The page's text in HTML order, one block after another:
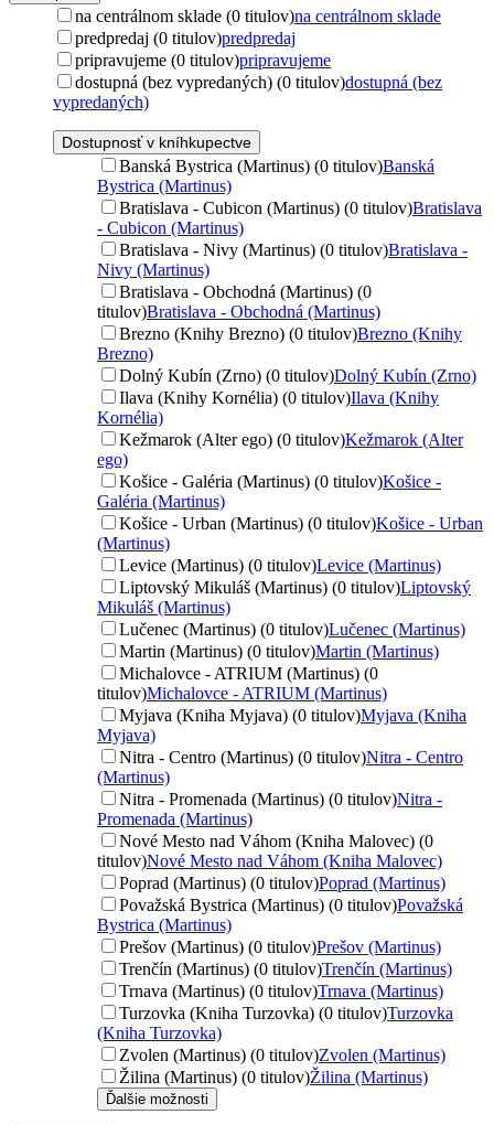
na centrálnom sklade (0 titulov)na centrálnom sklade
predpredaj (0 titulov)predpredaj
pripravujeme (0 titulov)pripravujeme
dostupná (bez vypredaných) (0 titulov)dostupná (bez
vypredaných)
Dostupnosť v kníhkupectve
Banská Bystrica (Martinus) (0 titulov)Banská
Bystrica (Martinus)
Bratislava - Cubicon (Martinus) (0 titulov)Bratislava
- Cubicon (Martinus)
Bratislava - Nivy (Martinus) (0 titulov)Bratislava -
Nivy (Martinus)
Bratislava - Obchodná (Martinus) (0
titulov)Bratislava - Obchodná (Martinus)
Brezno (Knihy Brezno) (0 titulov)Brezno (Knihy
Brezno)
Dolný Kubín (Zrno) (0 titulov)Dolný Kubín (Zrno)
Ilava (Knihy Kornélia) (0 titulov)Ilava (Knihy
Kornélia)
Kežmarok (Alter ego) (0 titulov)Kežmarok (Alter
ego)
Košice - Galéria (Martinus) (0 titulov)Košice -
Galéria (Martinus)
Košice - Urban (Martinus) (0 titulov)Košice - Urban
(Martinus)
Levice (Martinus) (0 titulov)Levice (Martinus)
Liptovský Mikuláš (Martinus) (0 titulov)Liptovský
Mikuláš (Martinus)
Lučenec (Martinus) (0 titulov)Lučenec (Martinus)
Martin (Martinus) (0 titulov)Martin (Martinus)
Michalovce - ATRIUM (Martinus) (0
titulov)Michalovce - ATRIUM (Martinus)
Myjava (Kniha Myjava) (0 titulov)Myjava (Kniha
Myjava)
Nitra - Centro (Martinus) (0 titulov)Nitra - Centro
(Martinus)
Nitra - Promenada (Martinus) (0 titulov)Nitra -
Promenada (Martinus)
Nové Mesto nad Váhom (Kniha Malovec) (0
titulov)Nové Mesto nad Váhom (Kniha Malovec)
Poprad (Martinus) (0 titulov)Poprad (Martinus)
Považská Bystrica (Martinus) (0 titulov)Považská
Bystrica (Martinus)
Prešov (Martinus) (0 titulov)Prešov (Martinus)
Trenčín (Martinus) (0 titulov)Trenčín (Martinus)
Trnava (Martinus) (0 titulov)Trnava (Martinus)
Turzovka (Kniha Turzovka) (0 titulov)Turzovka
(Kniha Turzovka)
Zvolen (Martinus) (0 titulov)Zvolen (Martinus)
Žilina (Martinus) (0 titulov)Žilina (Martinus)
Ďalšie možnosti